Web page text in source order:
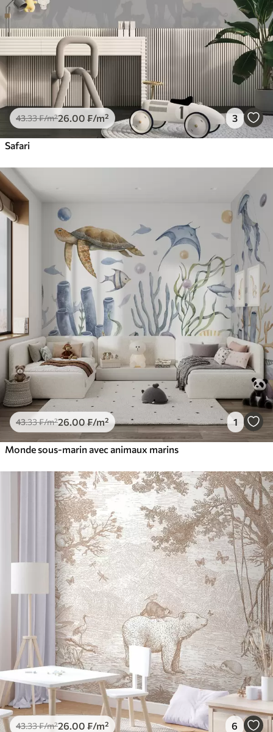
43.33₣/m²26 .00 ₣/m² 3
Safari
43.33₣/m²26.00 ₣/m² 1
Monde sous-marin avec animaux marins
43.33₣/m²26 .00 ₣/m² 6